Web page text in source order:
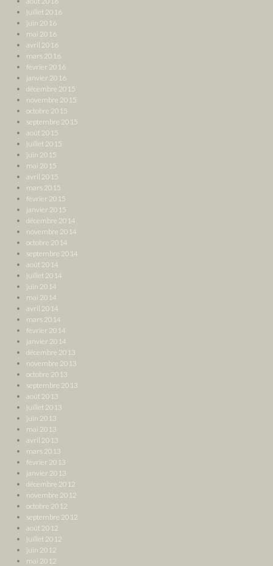
juillet 2016
juin 2016
mai 2016
avril 2016
mars 2016
février 2016
janvier 2016
décembre 2015
novembre 2015
octobre 2015
septembre 2015
août 2015
juillet 2015
juin 2015
mai 2015
avril 2015
mars 2015
février 2015
janvier 2015
décembre 2014
novembre 2014
octobre 2014
septembre 2014
août 2014
juillet 2014
juin 2014
mai 2014
avril 2014
mars 2014
février 2014
janvier 2014
décembre 2013
novembre 2013
octobre 2013
septembre 2013
août 2013
juillet 2013
juin 2013
mai 2013
avril 2013
mars 2013
février 2013
janvier 2013
décembre 2012
novembre 2012
octobre 2012
septembre 2012
août 2012
juillet 2012
juin 2012
mai 2012